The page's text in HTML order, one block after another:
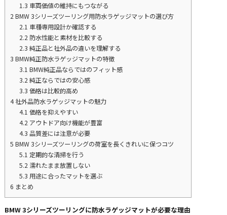
1.3 車両価値の維持にもつながる
2BMW 3シリーズツーリング用防水ラゲッジマットの選び方
2.1 車種専用設計か確認する
2.2 防水性能と素材を比較する
2.3 純正品と社外品の違いを理解する
3 BMW純正防水ラゲッジマットの特徴
3.1 BMW純正品ならではのフィット感
3.2純正ならではの安心感
3.3 価格は比較的高め
4社外品防水ラゲッジマットの魅力
4.1 価格を抑えやすい
4.2 アウトドア向け機能が豊富
4.3 品質差には注意が必要
5 BMW 3シリーズツーリングの荷室を長くきれいに保つコツ
5.1 定期的な清掃を行う
5.2 濡れたまま放置しない
5.3 用途に合ったマットを選ぶ
6 まとめ
BMW 3シリーズツーリングに防水ラゲッジマットが必要な理由